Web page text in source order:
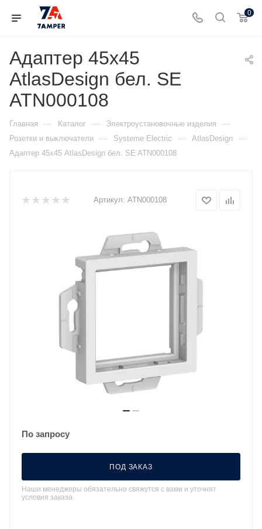
0
Адаптер 45х45
AtlasDesign бел. SE
ATN000108
Главная — Каталог — Электроустановочные изделия —
Розетки и выключатели — Systeme Electric — AtlasDesign —
Адаптер 45х45 AtlasDesign бел. SE ATN000108
Артикул: ATN000108
По запросу
ПОД ЗАКАЗ
Наши менеджеры обязательно свяжутся с вами и уточнят
условия заказа